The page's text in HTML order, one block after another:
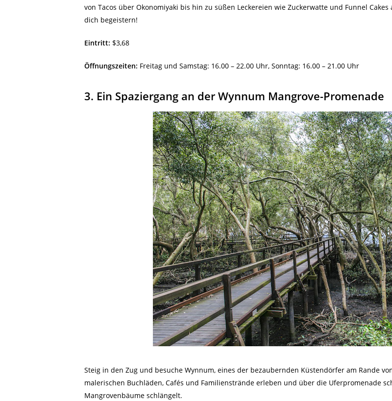
von Tacos über Okonomiyaki bis hin zu süßen Leckereien wie Zuckerwatte und Funnel
dich begeistern!
Eintritt: $3,68
Öffnungszeiten: Freitag und Samstag: 16.00 – 22.00 Uhr, Sonntag: 16.00 – 21.00 Uhr
3. Ein Spaziergang an der Wynnum Mangrove-Promenade
Steig in den Zug und besuche Wynnum, eines der bezaubernden Küstendörfer am Rande
malerischen Buchläden, Cafés und Familienstrände erleben und über die Uferpromenade
Mangrovenbäume schlängelt.